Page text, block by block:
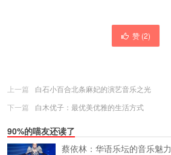
赞 (2)
上一篇
白石小百合北条麻妃的演艺音乐之光
下一篇
白木优子：最优美优雅的生活方式
90%的喵友还读了
蔡依林：华语乐坛的音乐魅力